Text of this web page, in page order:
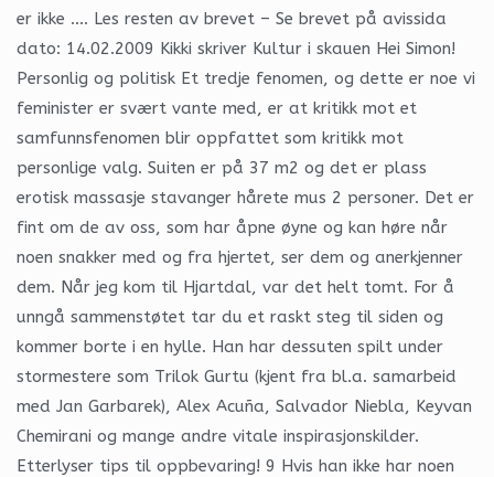
er ikke …. Les resten av brevet – Se brevet på avissida
dato: 14.02.2009 Kikki skriver Kultur i skauen Hei Simon!
Personlig og politisk Et tredje fenomen, og dette er noe vi
feminister er svært vante med, er at kritikk mot et
samfunnsfenomen blir oppfattet som kritikk mot
personlige valg. Suiten er på 37 m2 og det er plass
erotisk massasje stavanger hårete mus 2 personer. Det er
fint om de av oss, som har åpne øyne og kan høre når
noen snakker med og fra hjertet, ser dem og anerkjenner
dem. Når jeg kom til Hjartdal, var det helt tomt. For å
unngå sammenstøtet tar du et raskt steg til siden og
kommer borte i en hylle. Han har dessuten spilt under
stormestere som Trilok Gurtu (kjent fra bl.a. samarbeid
med Jan Garbarek), Alex Acuña, Salvador Niebla, Keyvan
Chemirani og mange andre vitale inspirasjonskilder.
Etterlyser tips til oppbevaring! 9 Hvis han ikke har noen